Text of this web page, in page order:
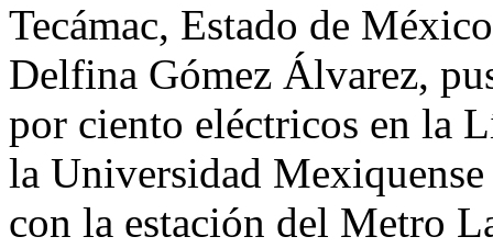
Tecámac, Estado de
Delfina Gómez Álvarez,
por ciento eléctricos en la
la Universidad
con la estación del Metro